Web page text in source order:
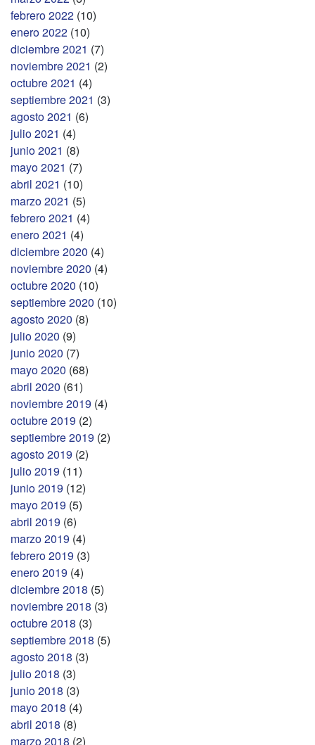
febrero 2022 (10)
enero 2022 (10)
diciembre 2021 (7)
noviembre 2021 (2)
octubre 2021 (4)
septiembre 2021 (3)
agosto 2021 (6)
julio 2021 (4)
junio 2021 (8)
mayo 2021 (7)
abril 2021 (10)
marzo 2021 (5)
febrero 2021 (4)
enero 2021 (4)
diciembre 2020 (4)
noviembre 2020 (4)
octubre 2020 (10)
septiembre 2020 (10)
agosto 2020 (8)
julio 2020 (9)
junio 2020 (7)
mayo 2020 (68)
abril 2020 (61)
noviembre 2019 (4)
octubre 2019 (2)
septiembre 2019 (2)
agosto 2019 (2)
julio 2019 (11)
junio 2019 (12)
mayo 2019 (5)
abril 2019 (6)
marzo 2019 (4)
febrero 2019 (3)
enero 2019 (4)
diciembre 2018 (5)
noviembre 2018 (3)
octubre 2018 (3)
septiembre 2018 (5)
agosto 2018 (3)
julio 2018 (3)
junio 2018 (3)
mayo 2018 (4)
abril 2018 (8)
marzo 2018 (2)